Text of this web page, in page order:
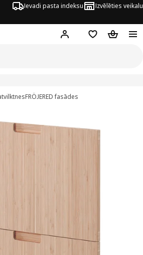
Ievadi pasta indeksu Izvēlēties veikalu
Hej! Pierakstīties
PirkumuPirkumu
FRÖJERED fasādes